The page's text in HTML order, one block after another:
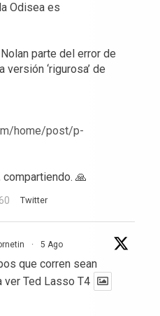
Odisea es
parte del error de
‘rigurosa’ de
home/post/p-
compartiendo. 🙏
Twitter
· 5 Ago
que corren sean
ver Ted Lasso T4